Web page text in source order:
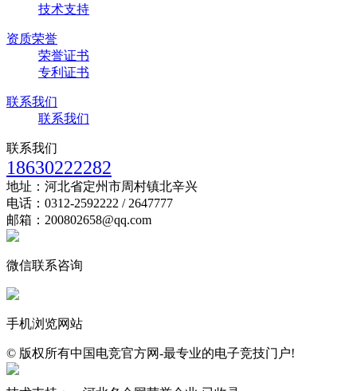
技术支持
资质荣誉
荣誉证书
专利证书
联系我们
联系我们
联系我们
18630222282
地址：河北省定州市周村镇北辛兴
电话：0312-2592222 / 2647777
邮箱：200802658@qq.com
微信联系咨询
手机浏览网站
© 版权所有中国电竞官方网-最专业的电子竞技门户!